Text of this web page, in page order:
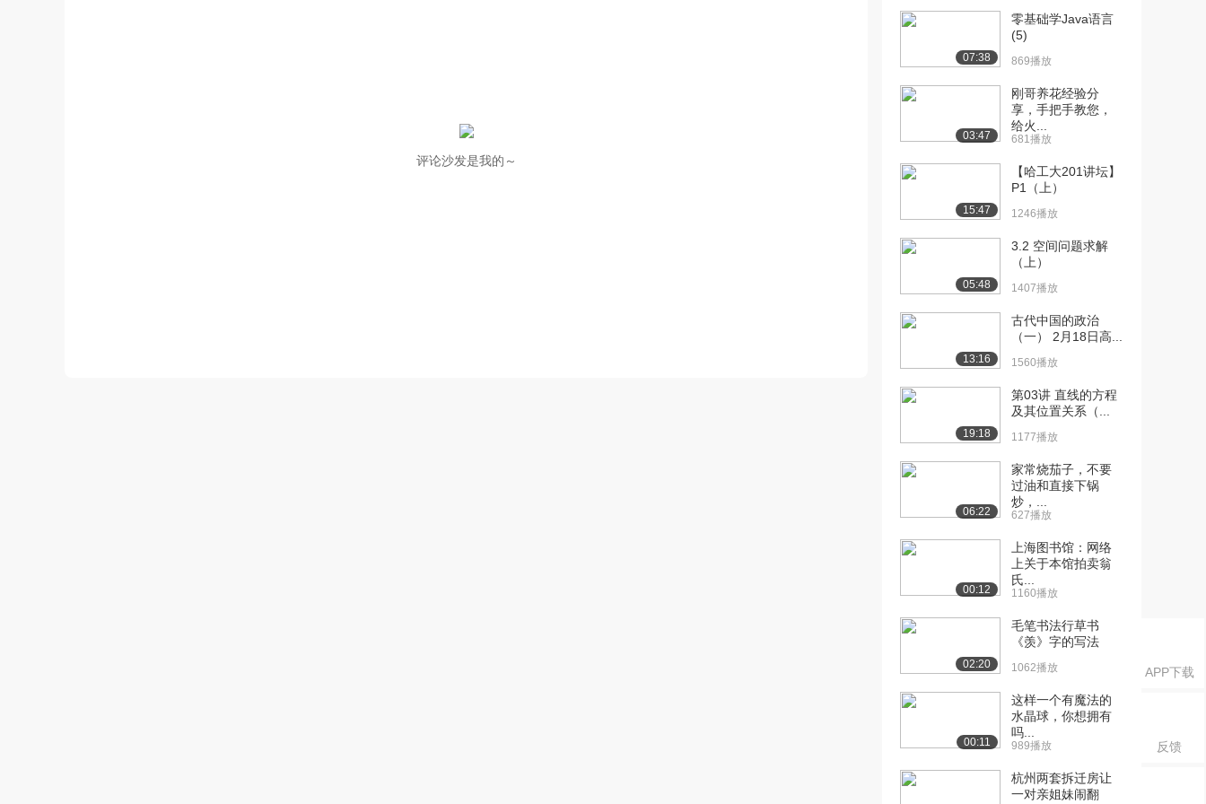
APP下载
反馈
评论沙发是我的～
[10] 6-教学录像-基本的集
合恒等式（中...
1648播放
15:35
[11] 6-教学录像-基本的集
15:32
[12] 7-教学录像-有序对与
16:44
[13] 7-教学录像-有序对与
16:52
[14] 7-教学录像-有序对与
16:36
[15] 8-教学录像-二元关系
15:47
[16] 8-教学录像-二元关系
（中）
（下）
示和关系的性...
[19] 9-教学录像-关系的表
示和关系的性...
[20] 9-教学录像-关系的表
示和关系的性...
990播放
07:38
零基础学Java语言
(5)
869播放
03:47
刚哥养花经验分
享，手把手教您，
给火...
681播放
15:47
【哈工大201讲坛】
P1（上）
1246播放
05:48
3.2 空间问题求解
（上）
1407播放
13:16
古代中国的政治
（一） 2月18日高...
1560播放
19:18
第03讲 直线的方程
及其位置关系（...
1177播放
06:22
家常烧茄子，不要
过油和直接下锅
炒，...
627播放
00:12
上海图书馆：网络
上关于本馆拍卖翁
氏...
1160播放
02:20
毛笔书法行草书
《羡》字的写法
1062播放
00:11
这样一个有魔法的
水晶球，你想拥有
吗...
989播放
杭州两套拆迁房让
一对亲姐妹闹翻